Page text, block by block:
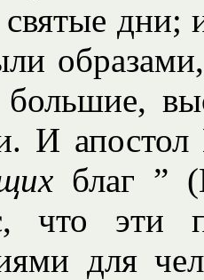
дни;
большие,
И апостол
благ ”
что эти
для